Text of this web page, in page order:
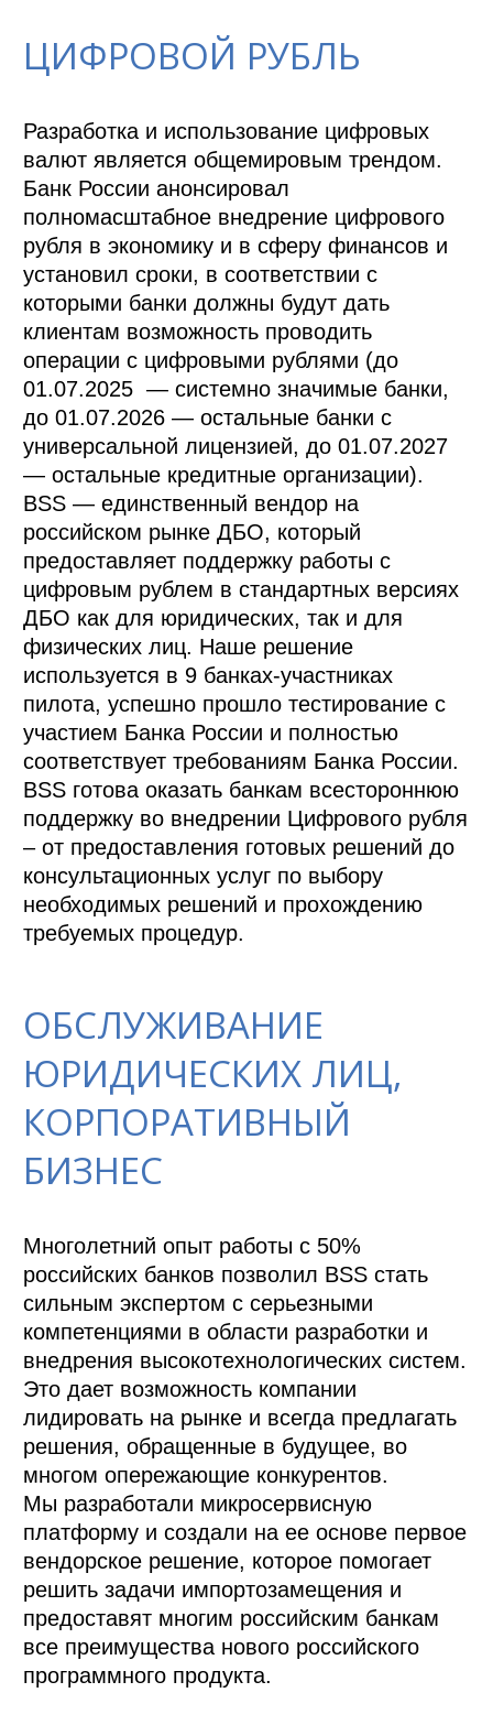
ЦИФРОВОЙ РУБЛЬ
Разработка и использование цифровых
валют является общемировым трендом.
Банк России анонсировал
полномасштабное внедрение цифрового
рубля в экономику и в сферу финансов и
установил сроки, в соответствии с
которыми банки должны будут дать
клиентам возможность проводить
операции с цифровыми рублями (до
01.07.2025  — системно значимые банки,
до 01.07.2026 — остальные банки с
универсальной лицензией, до 01.07.2027
— остальные кредитные организации).
BSS — единственный вендор на
российском рынке ДБО, который
предоставляет поддержку работы с
цифровым рублем в стандартных версиях
ДБО как для юридических, так и для
физических лиц. Наше решение
используется в 9 банках-участниках
пилота, успешно прошло тестирование с
участием Банка России и полностью
соответствует требованиям Банка России.
BSS готова оказать банкам всестороннюю
поддержку во внедрении Цифрового рубля
– от предоставления готовых решений до
консультационных услуг по выбору
необходимых решений и прохождению
требуемых процедур.
ОБСЛУЖИВАНИЕ
ЮРИДИЧЕСКИХ ЛИЦ,
КОРПОРАТИВНЫЙ
БИЗНЕС
Многолетний опыт работы с 50%
российских банков позволил BSS стать
сильным экспертом с серьезными
компетенциями в области разработки и
внедрения высокотехнологических систем.
Это дает возможность компании
лидировать на рынке и всегда предлагать
решения, обращенные в будущее, во
многом опережающие конкурентов.
Мы разработали микросервисную
платформу и создали на ее основе первое
вендорское решение, которое помогает
решить задачи импортозамещения и
предоставят многим российским банкам
все преимущества нового российского
программного продукта.